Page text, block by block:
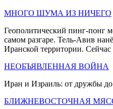
МНОГО ШУМА ИЗ НИЧЕГО
Геополитический пинг-понг
самом разгаре. Тель-Авив
Иранской территории.
НЕОБЪЯВЛЕННАЯ ВОЙНА
Иран и Израиль: от дружбы
БЛИЖНЕВОСТОЧНАЯ